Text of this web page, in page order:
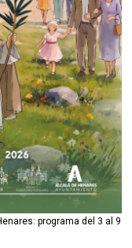
programa del 3 al 9